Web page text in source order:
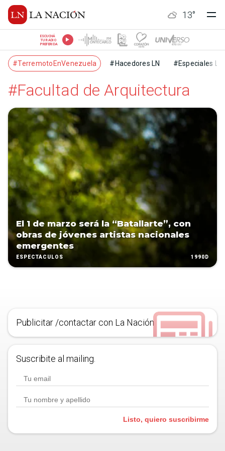
13°
ESCUCHÁ
TU RADIO
PREFERIDA
#TerremotoEnVenezuela #Hacedores LN #Especiales LN
#Facultad de Arquitectura
El 1 de marzo será la “Batallarte”, con
obras de jóvenes artistas nacionales
emergentes
ESPECTÁCULOS 1990D
Publicitar /contactar con La Nación
Suscribite al mailing.
Listo, quiero suscribirme